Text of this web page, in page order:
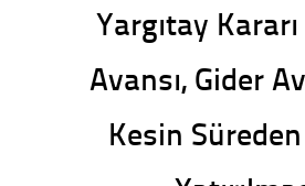
Yargıtay
Avansı, Gider
Kesin